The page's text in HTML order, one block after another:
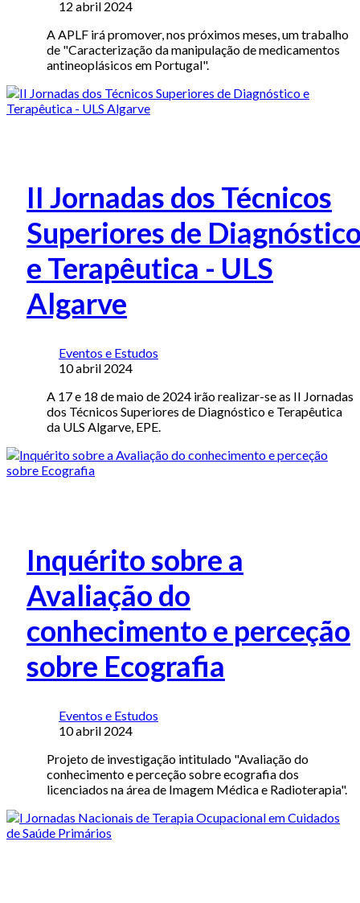
12 abril 2024
A APLF irá promover, nos próximos meses, um trabalho
de "Caracterização da manipulação de medicamentos
antineoplásicos em Portugal".
II Jornadas dos Técnicos
Superiores de
e Terapêutica - ULS
Algarve
Eventos e Estudos
10 abril 2024
A 17 e 18 de maio de 2024 irão realizar-se as II Jornadas
dos Técnicos Superiores de Diagnóstico e Terapêutica
da ULS Algarve, EPE.
Inquérito sobre a
Avaliação do
conhecimento e perceção
sobre Ecografia
Eventos e Estudos
10 abril 2024
Projeto de investigação intitulado "Avaliação do
conhecimento e perceção sobre ecografia dos
licenciados na área de Imagem Médica e Radioterapia".